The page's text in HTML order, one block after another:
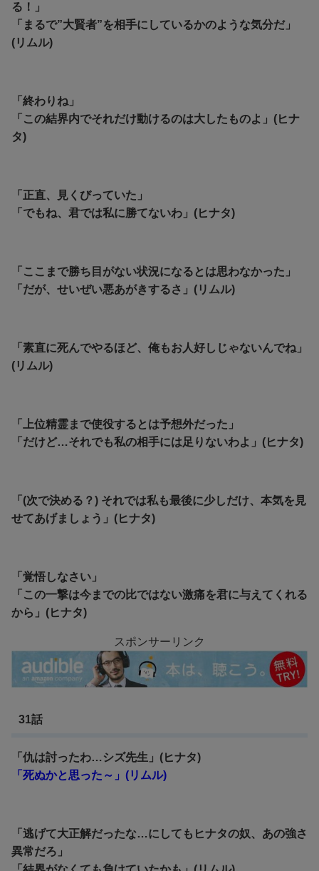
る！」
「まるで”大賢者”を相手にしているかのような気分だ」
(リムル)
「終わりね」
「この結界内でそれだけ動けるのは大したものよ」(ヒナ
タ)
「正直、見くびっていた」
「でもね、君では私に勝てないわ」(ヒナタ)
「ここまで勝ち目がない状況になるとは思わなかった」
「だが、せいぜい悪あがきするさ」(リムル)
「素直に死んでやるほど、俺もお人好しじゃないんでね」
(リムル)
「上位精霊まで使役するとは予想外だった」
「だけど…それでも私の相手には足りないわよ」(ヒナタ)
「(次で決める？) それでは私も最後に少しだけ、本気を見
せてあげましょう」(ヒナタ)
「覚悟しなさい」
「この一撃は今までの比ではない激痛を君に与えてくれる
から」(ヒナタ)
スポンサーリンク
31話
「仇は討ったわ…シズ先生」(ヒナタ)
「死ぬかと思った～」(リムル)
「逃げて大正解だったな…にしてもヒナタの奴、あの強さ
異常だろ」